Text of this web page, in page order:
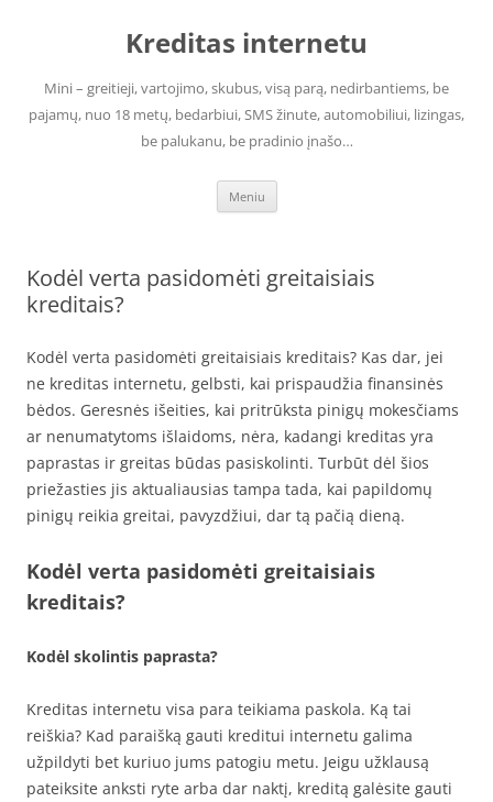
Kreditas internetu
Mini – greitieji, vartojimo, skubus, visą parą, nedirbantiems, be
pajamų, nuo 18 metų, bedarbiui, SMS žinute, automobiliui, lizingas,
be palukanu, be pradinio įnašo…
Meniu
Kodėl verta pasidomėti greitaisiais
kreditais?
Kodėl verta pasidomėti greitaisiais kreditais? Kas dar, jei
ne kreditas internetu, gelbsti, kai prispaudžia finansinės
bėdos. Geresnės išeities, kai pritrūksta pinigų mokesčiams
ar nenumatytoms išlaidoms, nėra, kadangi kreditas yra
paprastas ir greitas būdas pasiskolinti. Turbūt dėl šios
priežasties jis aktualiausias tampa tada, kai papildomų
pinigų reikia greitai, pavyzdžiui, dar tą pačią dieną.
Kodėl verta pasidomėti greitaisiais
kreditais?
Kodėl skolintis paprasta?
Kreditas internetu visa para teikiama paskola. Ką tai
reiškia? Kad paraišką gauti kreditui internetu galima
užpildyti bet kuriuo jums patogiu metu. Jeigu užklausą
pateiksite anksti ryte arba dar naktį, kreditą galėsite gauti